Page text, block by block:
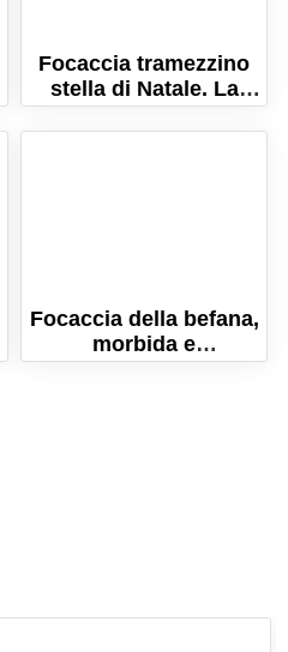
Focaccia tramezzino
stella di Natale. La
focaccia pronta in 10
minuti!
Focaccia della befana,
morbida e
scenografica! Ricetta